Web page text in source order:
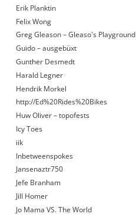
Erik Planktin
Felix Wong
Greg Gleason – Gleaso's Playground
Guido – ausgebüxt
Gunther Desmedt
Harald Legner
Hendrik Morkel
http://Ed%20Rides%20Bikes
Huw Oliver – topofests
Icy Toes
iik
Inbetweenspokes
Jansenaztr750
Jefe Branham
Jill Homer
Jo Mama VS. The World